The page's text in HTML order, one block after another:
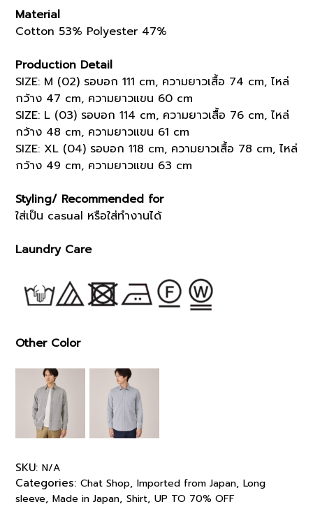
Material
Cotton 53% Polyester 47%
Production Detail
SIZE: M (02) รอบอก 111 cm, ความยาวเสื้อ 74 cm, ไหล่
กว้าง 47 cm, ความยาวแขน 60 cm
SIZE: L (03) รอบอก 114 cm, ความยาวเสื้อ 76 cm, ไหล่
กว้าง 48 cm, ความยาวแขน 61 cm
SIZE: XL (04) รอบอก 118 cm, ความยาวเสื้อ 78 cm, ไหล่
กว้าง 49 cm, ความยาวแขน 63 cm
Styling/ Recommended for
ใส่เป็น casual หรือใส่ทำงานได้
Laundry Care
Other Color
SKU: N/A
Categories: Chat Shop, Imported from Japan, Long
sleeve, Made in Japan, Shirt, UP TO 70% OFF